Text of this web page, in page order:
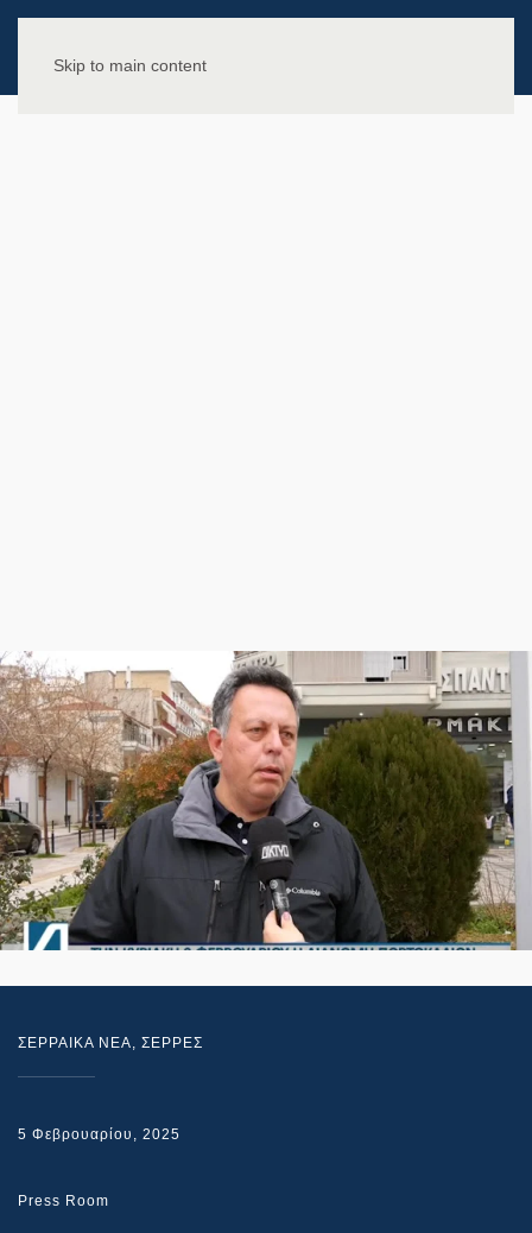
Skip to main content
ΣΕΡΡΑΙΚΑ ΝΕΑ, ΣΕΡΡΕΣ
5 Φεβρουαρίου, 2025
Press Room